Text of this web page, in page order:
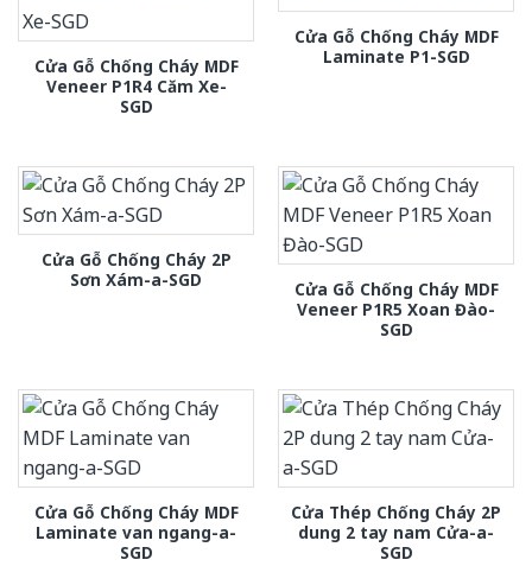
Cửa Gỗ Chống Cháy MDF
Veneer P1R4 Căm Xe-
SGD
Cửa Gỗ Chống Cháy MDF
Laminate P1-SGD
Cửa Gỗ Chống Cháy 2P
Sơn Xám-a-SGD
Cửa Gỗ Chống Cháy MDF
Veneer P1R5 Xoan Đào-
SGD
Cửa Gỗ Chống Cháy MDF
Laminate van ngang-a-
SGD
Cửa Thép Chống Cháy 2P
dung 2 tay nam Cửa-a-
SGD